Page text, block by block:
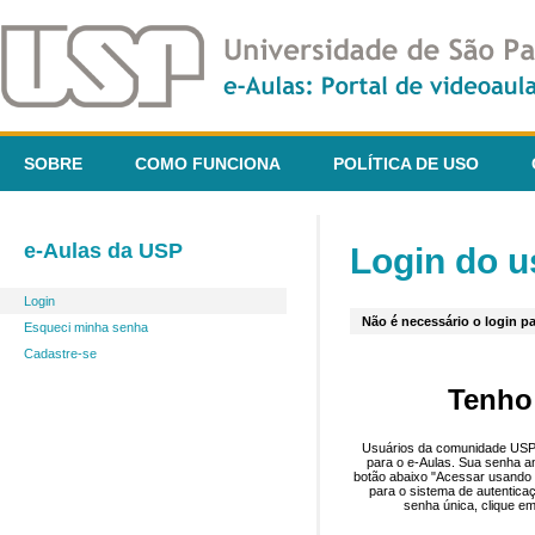
SOBRE COMO FUNCIONA POLÍTICA DE USO
e-Aulas da USP
Login
Esqueci minha senha
Cadastre-se
Login do
Não é necessário o login
Usuários da comunidade
para o e-Aulas. Sua senha
botão abaixo "Acessar
para o sistema de
senha única, clique